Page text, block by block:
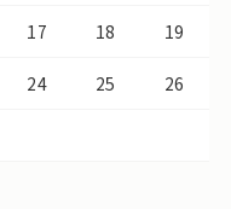
17 18 19
24 25 26